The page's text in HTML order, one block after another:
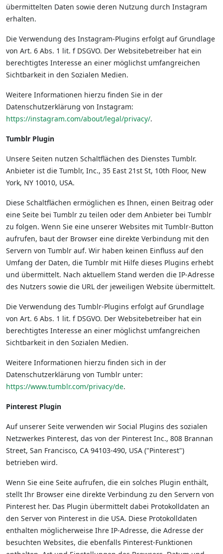
übermittelten Daten sowie deren Nutzung durch Instagram
erhalten.
Die Verwendung des Instagram-Plugins erfolgt auf Grundlage
von Art. 6 Abs. 1 lit. f DSGVO. Der Websitebetreiber hat ein
berechtigtes Interesse an einer möglichst umfangreichen
Sichtbarkeit in den Sozialen Medien.
Weitere Informationen hierzu finden Sie in der
Datenschutzerklärung von Instagram:
https://instagram.com/about/legal/privacy/.
Tumblr Plugin
Unsere Seiten nutzen Schaltflächen des Dienstes Tumblr.
Anbieter ist die Tumblr, Inc., 35 East 21st St, 10th Floor, New
York, NY 10010, USA.
Diese Schaltflächen ermöglichen es Ihnen, einen Beitrag oder
eine Seite bei Tumblr zu teilen oder dem Anbieter bei Tumblr
zu folgen. Wenn Sie eine unserer Websites mit Tumblr-Button
aufrufen, baut der Browser eine direkte Verbindung mit den
Servern von Tumblr auf. Wir haben keinen Einfluss auf den
Umfang der Daten, die Tumblr mit Hilfe dieses Plugins erhebt
und übermittelt. Nach aktuellem Stand werden die IP-Adresse
des Nutzers sowie die URL der jeweiligen Website übermittelt.
Die Verwendung des Tumblr-Plugins erfolgt auf Grundlage
von Art. 6 Abs. 1 lit. f DSGVO. Der Websitebetreiber hat ein
berechtigtes Interesse an einer möglichst umfangreichen
Sichtbarkeit in den Sozialen Medien.
Weitere Informationen hierzu finden sich in der
Datenschutzerklärung von Tumblr unter:
https://www.tumblr.com/privacy/de.
Pinterest Plugin
Auf unserer Seite verwenden wir Social Plugins des sozialen
Netzwerkes Pinterest, das von der Pinterest Inc., 808 Brannan
Street, San Francisco, CA 94103-490, USA ("Pinterest")
betrieben wird.
Wenn Sie eine Seite aufrufen, die ein solches Plugin enthält,
stellt Ihr Browser eine direkte Verbindung zu den Servern von
Pinterest her. Das Plugin übermittelt dabei Protokolldaten an
den Server von Pinterest in die USA. Diese Protokolldaten
enthalten möglicherweise Ihre IP-Adresse, die Adresse der
besuchten Websites, die ebenfalls Pinterest-Funktionen